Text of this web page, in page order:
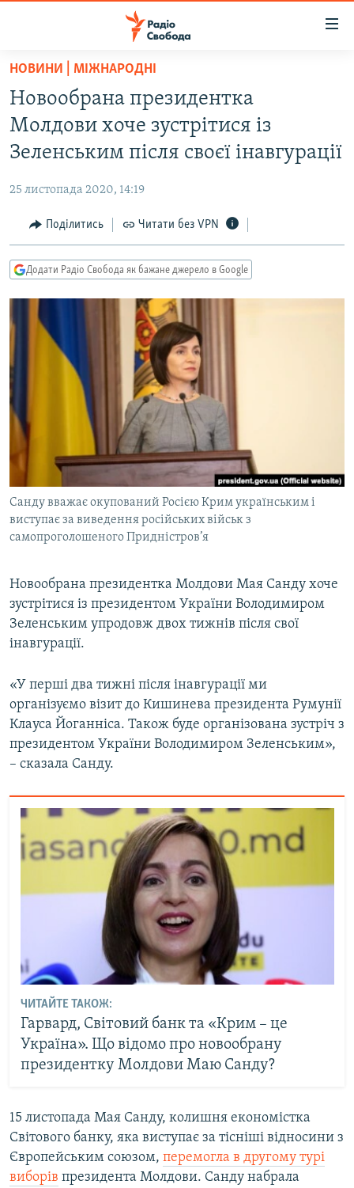
Перейти
основного
матеріалу
Перейти
до
основної
Перейти
до
пошуку
РАДІО СВОБОДА – 70 РОКІВ
ВСЕ ЗА ДОБУ
СТАТТІ
ЕКОНОМІКА
СУСПІЛЬСТВО
РОСІЙСЬКА «ФІЛЬТРАЦІЯ»
ДОНБАС.РЕАЛІЇ
ТИ ЯК?
СХЕМИ
КИТАЙ.ВИКЛИКИ
МУЛЬТИМЕДІА
СПЕЦПРОЄКТИ
ПОДКАСТИ
КРИМ РЕАЛІЇ
РУС
КТАТ
ДОЛУЧАЙСЯ!
Усі сайти RFE/RL
НОВИНИ | МІЖНАРОДНІ
Новообрана президентка
Молдови хоче зустрітися із
Зеленським після своєї інавгурації
25 листопада 2020, 14:19
Поділитись Читати без VPN
Додати Радіо Свобода як бажане джерело в Google
Санду вважає окупований Росією Крим українським і
виступає за виведення російських військ з
самопроголошеного Придністров’я
Новообрана президентка Молдови Мая Санду хоче
зустрітися із президентом України Володимиром
Зеленським упродовж двох тижнів після свої
інавгурації.
«У перші два тижні після інавгурації ми
організуємо візит до Кишинева президента Румунії
Клауса Йоганніса. Також буде організована зустріч з
президентом України Володимиром Зеленським»,
– сказала Санду.
ЧИТАЙТЕ ТАКОЖ:
Гарвард, Світовий банк та «Крим – це
Україна». Що відомо про новообрану
президентку Молдови Маю Санду?
15 листопада Мая Санду, колишня економістка
Світового банку, яка виступає за тісніші відносини з
Європейським союзом, перемогла в другому турі
виборів президента Молдови. Санду набрала